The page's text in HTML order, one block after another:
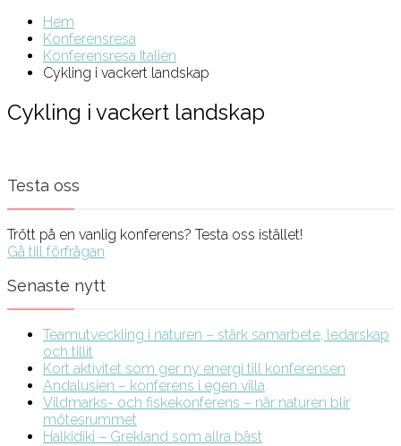
Hem
Konferensresa
Konferensresa Italien
Cykling i vackert landskap
Cykling i vackert landskap
Testa oss
Trött på en vanlig konferens? Testa oss istället!
Gå till förfrågan
Senaste nytt
Teamutveckling i naturen – stärk samarbete, ledarskap
och tillit
Kort aktivitet som ger ny energi till konferensen
Andalusien – konferens i egen villa
Vildmarks- och fiskekonferens – när naturen blir
mötesrummet
Halkidiki – Grekland som allra bäst